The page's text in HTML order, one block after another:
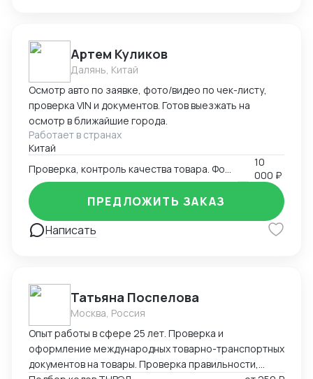
Артем Куликов
Далянь, Китай
Осмотр авто по заявке, фото/видео по чек-листу,
проверка VIN и документов. Готов выезжать на
осмотр в ближайшие города.
Работает в странах
Китай
10
000 ₽
Написать
ПРЕДЛОЖИТЬ ЗАКАЗ
Татьяна Поспелова
Москва, Россия
Опыт работы в сфере 25 лет. Проверка и
оформление международных товарно-транспортных
документов на товары. Проверка правильности,